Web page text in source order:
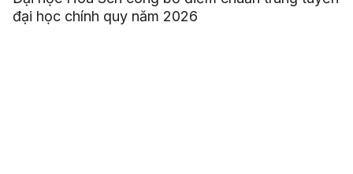
đại học chính quy năm 2026